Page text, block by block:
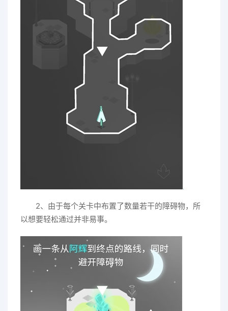
2、由于每个关卡中布置了数量若干的障碍物，所
以想要轻松通过并非易事。